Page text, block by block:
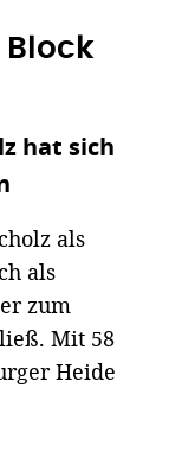
hat sich
als
als
zum
Mit 58
Heide